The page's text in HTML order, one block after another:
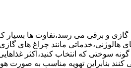
گازی و برقی می رسد،تفاوت ها بسیار
مانند چراغ های
سوختی که انتخاب کنید،اکثر
می کنند بنابراین تهویه مناسب به